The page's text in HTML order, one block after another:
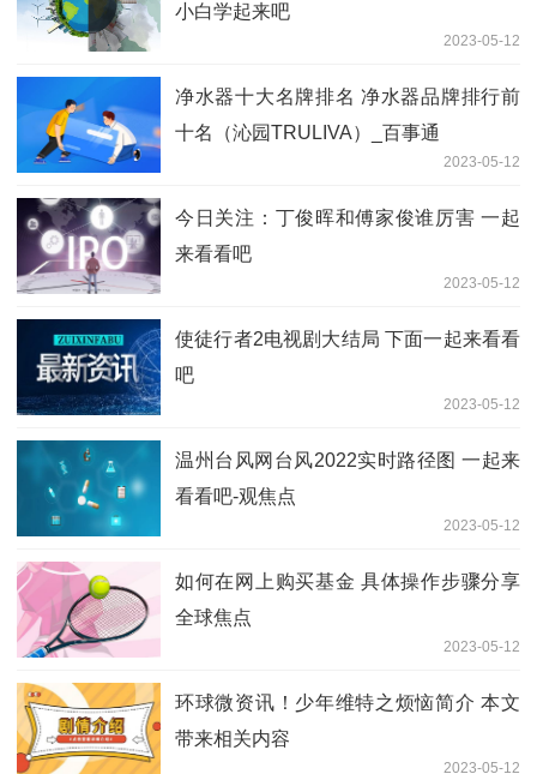
小白学起来吧
2023-05-12
净水器十大名牌排名 净水器品牌排行前
十名（沁园TRULIVA）_百事通
2023-05-12
今日关注：丁俊晖和傅家俊谁厉害 一起
来看看吧
2023-05-12
使徒行者2电视剧大结局 下面一起来看看
吧
2023-05-12
温州台风网台风2022实时路径图 一起来
看看吧-观焦点
2023-05-12
如何在网上购买基金 具体操作步骤分享
全球焦点
2023-05-12
环球微资讯！少年维特之烦恼简介 本文
带来相关内容
2023-05-12